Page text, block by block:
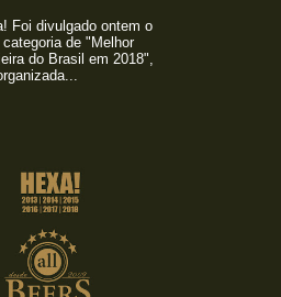
Foi divulgado ontem o
de "Melhor
do Brasil em 2018",